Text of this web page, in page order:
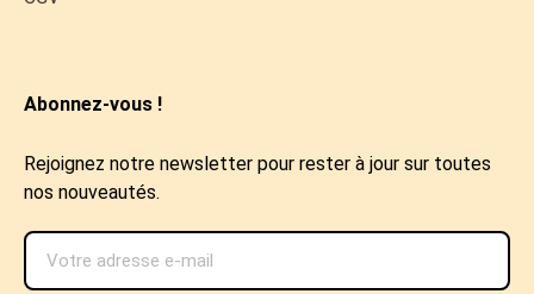
Abonnez-vous !
Rejoignez notre newsletter pour rester à jour sur toutes
nos nouveautés.